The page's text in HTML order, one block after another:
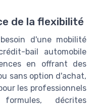
de la flexibilité
d'une mobilité
bail automobile
en offrant des
sans option d'achat,
les professionnels
décrites